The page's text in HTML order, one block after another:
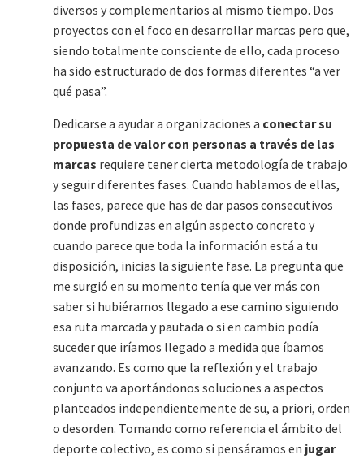
diversos y complementarios al mismo tiempo. Dos
proyectos con el foco en desarrollar marcas pero que,
siendo totalmente consciente de ello, cada proceso
ha sido estructurado de dos formas diferentes “a ver
qué pasa”.
Dedicarse a ayudar a organizaciones a conectar su
propuesta de valor con personas a través de las
marcas requiere tener cierta metodología de trabajo
y seguir diferentes fases. Cuando hablamos de ellas,
las fases, parece que has de dar pasos consecutivos
donde profundizas en algún aspecto concreto y
cuando parece que toda la información está a tu
disposición, inicias la siguiente fase. La pregunta que
me surgió en su momento tenía que ver más con
saber si hubiéramos llegado a ese camino siguiendo
esa ruta marcada y pautada o si en cambio podía
suceder que iríamos llegado a medida que íbamos
avanzando. Es como que la reflexión y el trabajo
conjunto va aportándonos soluciones a aspectos
planteados independientemente de su, a priori, orden
o desorden. Tomando como referencia el ámbito del
deporte colectivo, es como si pensáramos en jugar